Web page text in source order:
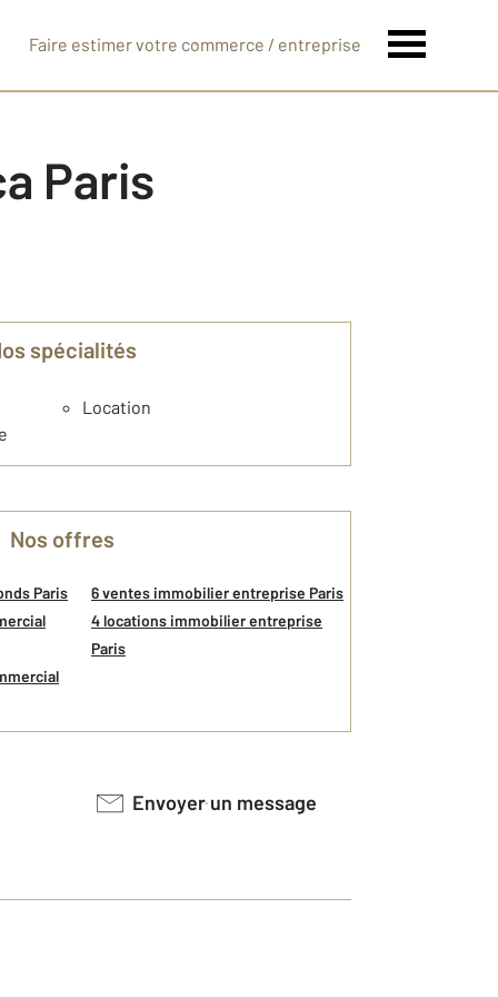
Faire estimer votre commerce / entreprise
Paris
Nos spécialités
Location
Nos offres
Paris
6 ventes immobilier entreprise Paris
4 locations immobilier entreprise
Paris
Envoyer un message